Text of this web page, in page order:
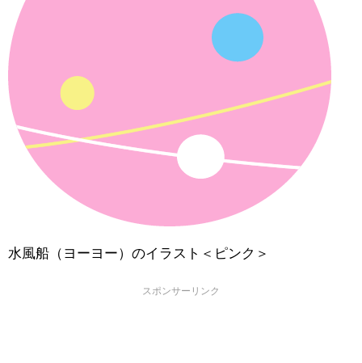
水風船（ヨーヨー）のイラスト＜ピンク＞
スポンサーリンク